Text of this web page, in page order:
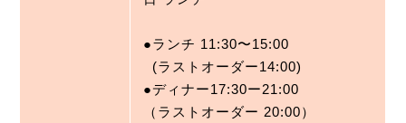
●ランチ 11:30〜15:00
●ディナー17:30ー21:00
（ラストオーダー 20:00）